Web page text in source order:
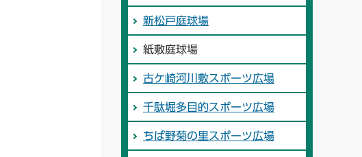
新松戸庭球場
紙敷庭球場
古ケ崎河川敷スポーツ広場
千駄堀多目的スポーツ広場
ちば野菊の里スポーツ広場